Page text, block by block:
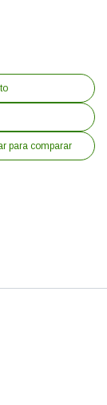
para comparar